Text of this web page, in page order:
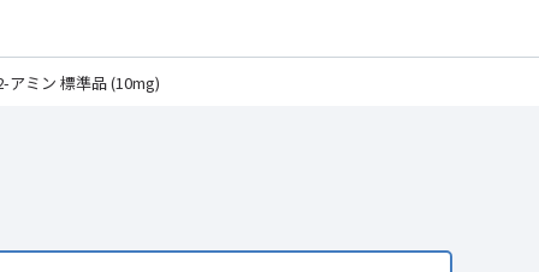
ミン 標準品 (10mg)